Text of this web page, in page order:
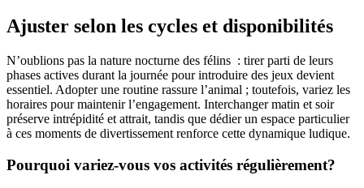
Ajuster selon les cycles et disponibilités
N’oublions pas la nature nocturne des félins : tirer parti de leurs
phases actives durant la journée pour introduire des jeux devient
essentiel. Adopter une routine rassure l’animal ; toutefois, variez les
horaires pour maintenir l’engagement. Interchanger matin et soir
préserve intrépidité et attrait, tandis que dédier un espace particulier
à ces moments de divertissement renforce cette dynamique ludique.
Pourquoi variez-vous vos activités régulièrement?